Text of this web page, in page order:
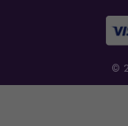
©